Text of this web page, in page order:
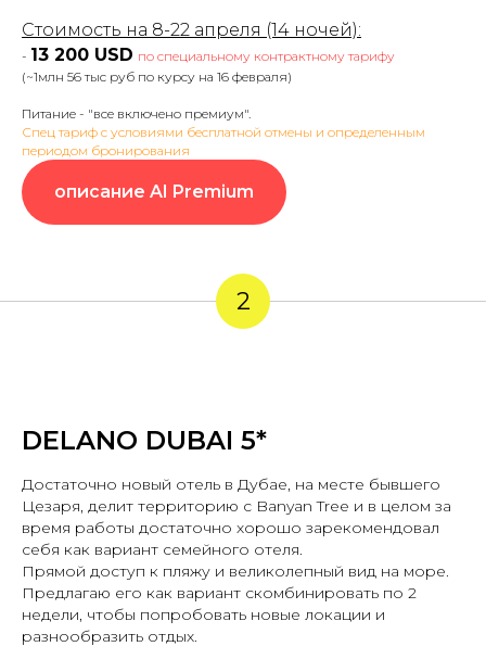
Стоимость на 8-22 апреля (14 ночей):
- 13 200 USD по специальному контрактному тарифу
(~1млн 56 тыс руб по курсу на 16 февраля)
Питание - "все включено премиум".
Спец тариф с условиями бесплатной отмены и определенным
периодом бронирования
описание AI Premium
2
DELANO DUBAI 5*
Достаточно новый отель в Дубае, на месте бывшего
Цезаря, делит территорию с Banyan Tree и в целом за
время работы достаточно хорошо зарекомендовал
себя как вариант семейного отеля.
Прямой доступ к пляжу и великолепный вид на море.
Предлагаю его как вариант скомбинировать по 2
недели, чтобы попробовать новые локации и
разнообразить отдых.